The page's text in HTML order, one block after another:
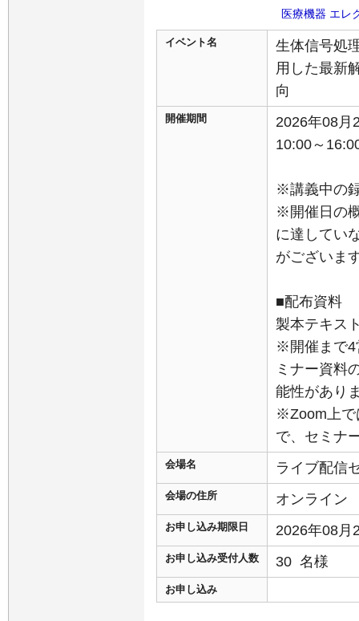
医療機器 エレ
イベント名
生体信号処
用した最新
向
開催期間
2026年08月
10:00～
※講義中の
※開催日の
に達してい
がございま
■配布資料
製本テキス
※開催まで4
ミナー資料
能性があり
※Zoom上で
で、セミナ
会場名 ライブ配信
会場の住所 オンライン
お申し込み期限日 2026年08月
お申し込み受付人数 30 名様
お申し込み